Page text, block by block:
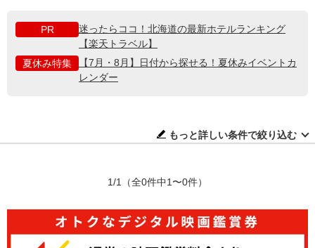
PR
迷ったらココ！北海道の最新ホテルランキング
【楽天トラベル】
夏休み特集
【7月・8月】日付から探せる！夏休みイベントカ
レンダー
もっと詳しい条件で絞り込む
1/1 （全0件中1〜0件）